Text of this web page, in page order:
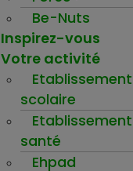
Be-Nuts
Inspirez-vous
Votre activité
Etablissement
scolaire
santé
Ehpad